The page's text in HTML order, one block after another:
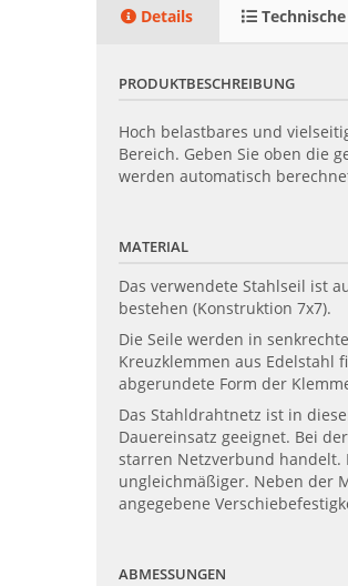
Details
PRODUKTBESCHREIBUNG
Hoch belastbares und
Bereich. Geben Sie oben die
werden automatisch
MATERIAL
Das verwendete Stahlseil ist
bestehen (Konstruktion 7x7).
Die Seile werden in
Kreuzklemmen aus Edelstahl
abgerundete Form der
Das Stahldrahtnetz ist in
Dauereinsatz geeignet. Bei
starren Netzverbund handelt.
ungleichmäßiger. Neben der
angegebene
ABMESSUNGEN